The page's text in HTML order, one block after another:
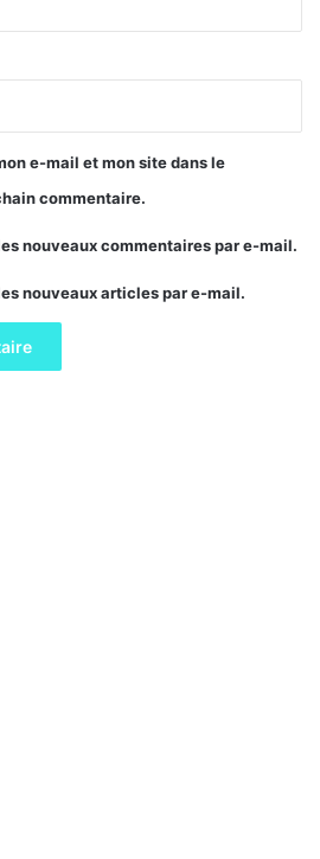
e-mail et mon site dans le
commentaire.
nouveaux commentaires par e-mail.
nouveaux articles par e-mail.